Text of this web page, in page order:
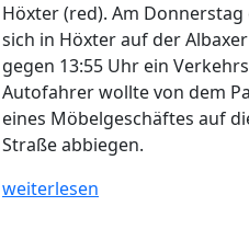
Höxter (red). Am
sich in Höxter auf der
gegen 13:55 Uhr ein
Autofahrer wollte von dem
eines Möbelgeschäftes auf
Straße abbiegen.
weiterlesen